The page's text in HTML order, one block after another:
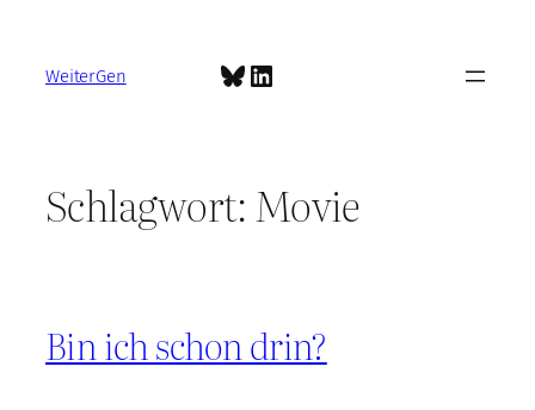
springen
WeiterGen Bluesky
LinkedIn
Schlagwort:Movie
Bin ich schon drin?